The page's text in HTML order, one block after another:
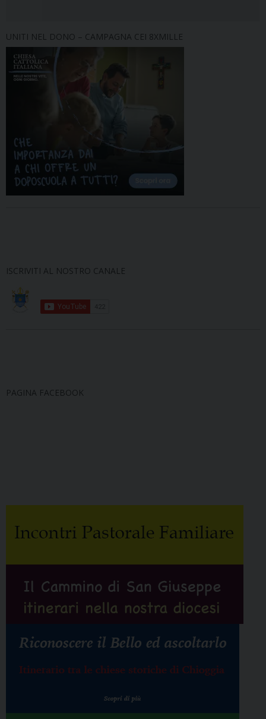
UNITI NEL DONO – CAMPAGNA CEI 8XMILLE
ISCRIVITI AL NOSTRO CANALE
PAGINA FACEBOOK